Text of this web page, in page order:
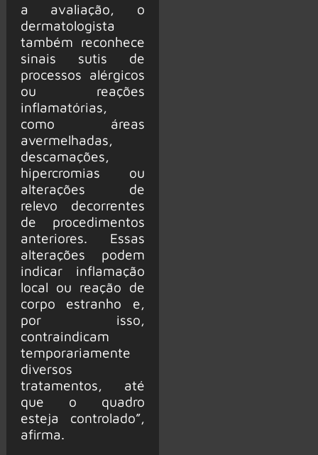
a avaliação, o
dermatologista
também reconhece
sinais sutis de
processos alérgicos
ou reações
inflamatórias,
como áreas
avermelhadas,
descamações,
hipercromias ou
alterações de
relevo decorrentes
de procedimentos
anteriores. Essas
alterações podem
indicar inflamação
local ou reação de
corpo estranho e,
por isso,
contraindicam
temporariamente
diversos
tratamentos, até
que o quadro
esteja controlado”,
afirma.